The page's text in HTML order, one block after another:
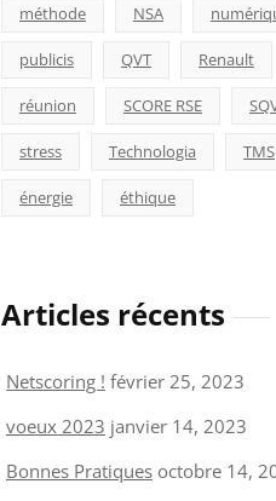
méthode NSA
publicis QVT Renault
réunion SCORE RSE
stress Technologia TMS
énergie éthique
Articles récents
Netscoring ! février 25, 2023
voeux 2023 janvier 14, 2023
Bonnes Pratiques octobre 14,